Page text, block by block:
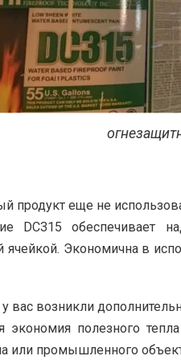
продукт еще не
DC315 обеспечивает
Экономична в
вас возникли
экономия полезного
или промышленного